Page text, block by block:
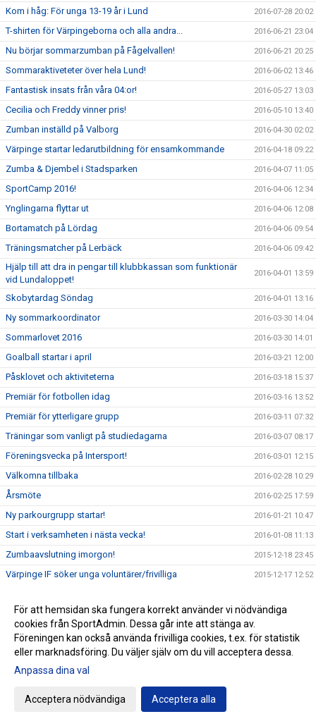
Kom i håg: För unga 13-19 år i Lund 2016-07-28 20:02
T-shirten för Värpingeborna och alla andra... 2016-06-21 23:04
Nu börjar sommarzumban på Fågelvallen! 2016-06-21 20:25
Sommaraktiveteter över hela Lund! 2016-06-02 13:46
Fantastisk insats från våra 04:or! 2016-05-27 13:03
Cecilia och Freddy vinner pris! 2016-05-10 13:40
Zumban inställd på Valborg 2016-04-30 02:02
Värpinge startar ledarutbildning för ensamkommande 2016-04-18 09:22
Zumba & Djembel i Stadsparken 2016-04-07 11:05
SportCamp 2016! 2016-04-06 12:34
Ynglingarna flyttar ut 2016-04-06 12:08
Bortamatch på Lördag 2016-04-06 09:54
Träningsmatcher på Lerbäck 2016-04-06 09:42
Hjälp till att dra in pengar till klubbkassan som funktionär
vid Lundaloppet!
2016-04-01 13:59
Skobytardag Söndag 2016-04-01 13:16
Ny sommarkoordinator 2016-03-30 14:04
Sommarlovet 2016 2016-03-30 14:01
Goalball startar i april 2016-03-21 12:00
Påsklovet och aktiviteterna 2016-03-18 15:37
Premiär för fotbollen idag 2016-03-16 13:52
Premiär för ytterligare grupp 2016-03-11 07:32
Träningar som vanligt på studiedagarna 2016-03-07 08:17
Föreningsvecka på Intersport! 2016-03-01 12:15
Välkomna tillbaka 2016-02-28 10:29
Årsmöte 2016-02-25 17:59
Ny parkourgrupp startar! 2016-01-21 10:47
Start i verksamheten i nästa vecka! 2016-01-08 11:13
Zumbaavslutning imorgon! 2015-12-18 23:45
Värpinge IF söker unga voluntärer/frivilliga 2015-12-17 12:52
Fotbollsavslutning! 2015-12-15 12:34
Terminsavlustningar idag! 2015-12-15 10:09
Spelschema för Romelecupen 2015-12-14 12:57
Avslutningsvecka
Fotboll och boxning
För att hemsidan ska fungera korrekt använder vi nödvändiga
cookies från SportAdmin. Dessa går inte att stänga av.
Föreningen kan också använda frivilliga cookies, t.ex. för statistik
eller marknadsföring. Du väljer själv om du vill acceptera dessa.
Anpassa dina val
Acceptera nödvändiga Acceptera alla